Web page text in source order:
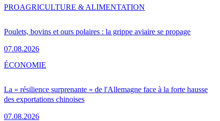
Poulets, bovins et ours polaires : la grippe aviaire se propage
07.08.2026
PROAGRICULTURE & ALIMENTATION
La « résilience surprenante » de l'Allemagne face à la forte hausse
des exportations chinoises
07.08.2026
ÉCONOMIE